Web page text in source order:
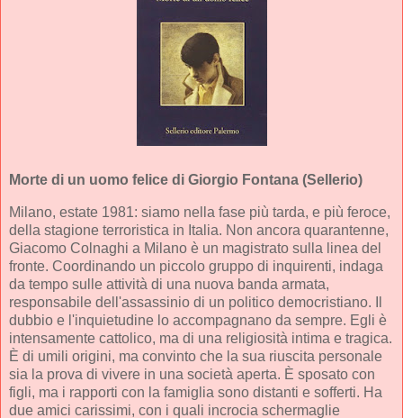
Morte di un uomo felice di Giorgio Fontana (Sellerio)
Milano, estate 1981: siamo nella fase più tarda, e più feroce,
della stagione terroristica in Italia. Non ancora quarantenne,
Giacomo Colnaghi a Milano è un magistrato sulla linea del
fronte. Coordinando un piccolo gruppo di inquirenti, indaga
da tempo sulle attività di una nuova banda armata,
responsabile dell'assassinio di un politico democristiano. Il
dubbio e l'inquietudine lo accompagnano da sempre. Egli è
intensamente cattolico, ma di una religiosità intima e tragica.
È di umili origini, ma convinto che la sua riuscita personale
sia la prova di vivere in una società aperta. È sposato con
figli, ma i rapporti con la famiglia sono distanti e sofferti. Ha
due amici carissimi, con i quali incrocia schermaglie